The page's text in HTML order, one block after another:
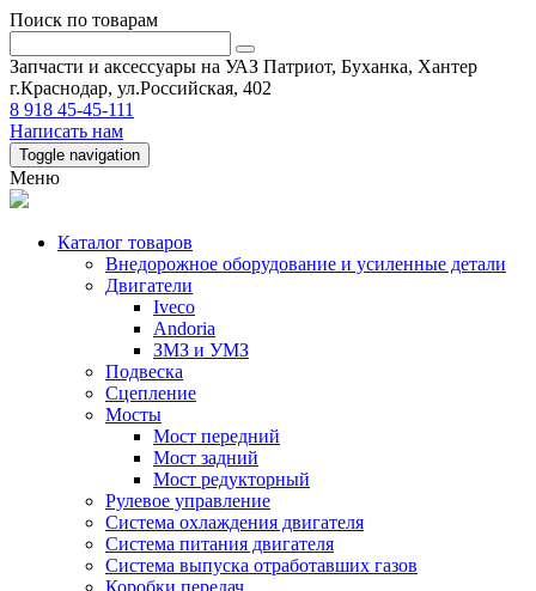
Поиск по товарам
Запчасти и аксессуары на УАЗ Патриот, Буханка, Хантер
г.Краснодар, ул.Российская, 402
8 918 45-45-111
Написать нам
Toggle navigation
Меню
Каталог товаров
Внедорожное оборудование и усиленные детали
Двигатели
Iveco
Andoria
ЗМЗ и УМЗ
Подвеска
Сцепление
Мосты
Мост передний
Мост задний
Мост редукторный
Рулевое управление
Система охлаждения двигателя
Система питания двигателя
Система выпуска отработавших газов
Коробки передач